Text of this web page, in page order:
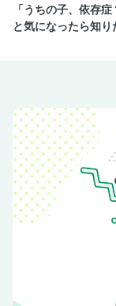
【てつどうのペ
いする くろい
【くるまのペ
★ おおきな はた
【てつどうのペ
しる！ せいびこ
【くるまのペー
えよう！
【くるまのペー
けよう！ ホッ
【てつどうの
テスト けっか
【くるまのペ
「うちの子、依存症
と気になったら知り